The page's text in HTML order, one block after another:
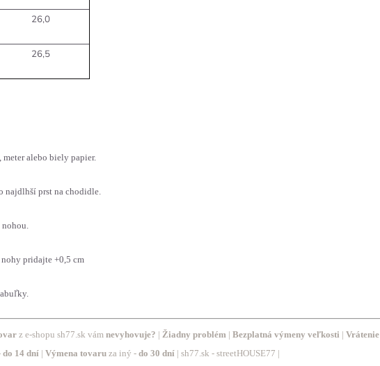
26,0
26,5
alebo biely papier.
najdlhší prst na chodidle.
nohou.
pridajte +0,5 cm
z e-shopu sh77.sk vám nevyhovuje? | Žiadny problém | Bezplatná výmeny veľkosti | Vrátenie
do 14 dní | Výmena tovaru za iný - do 30 dní | sh77.sk - streetHOUSE77 |